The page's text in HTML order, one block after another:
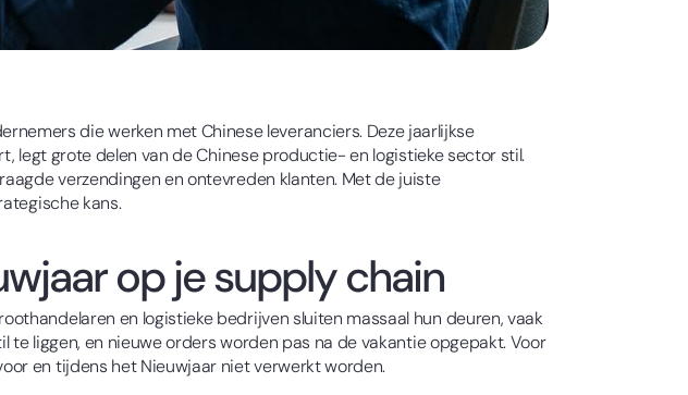
die werken met Chinese leveranciers. Deze jaarlijkse
legt grote delen van de Chinese productie- en logistieke sector stil.
verzendingen en ontevreden klanten. Met de juiste
kans.
op je supply chain
en logistieke bedrijven sluiten massaal hun deuren, vaak
liggen, en nieuwe orders worden pas na de vakantie opgepakt. Voor
en tijdens het Nieuwjaar niet verwerkt worden.